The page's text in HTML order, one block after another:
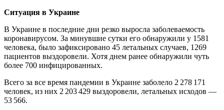
Ситуация в Украине
В Украине в последние дни резко выросла заболеваемость
коронавирусом. За минувшие сутки его обнаружили у 1581
человека, было зафиксировано 45 летальных случаев, 1269
пациентов выздоровели. Хотя днем ранее обнаружили чуть
более 700 инфицированных.
Всего за все время пандемии в Украине заболело 2 278 171
человек, из них 2 203 429 выздоровели, летальных исходов —
53 566.